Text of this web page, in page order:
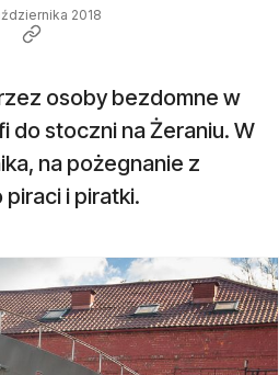
2018
osoby bezdomne w
do stoczni na Żeraniu. W
na pożegnanie z
i piratki.